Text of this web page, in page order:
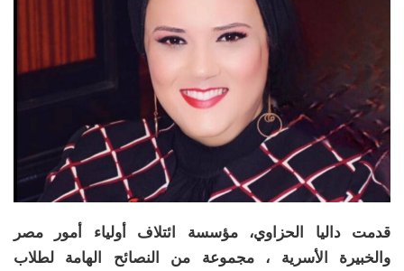
قدمت داليا الحزاوي، مؤسسة ائتلاف أولياء أمور مصر
والخبيرة الأسرية ، مجموعة من النصائح الهامة لطلاب